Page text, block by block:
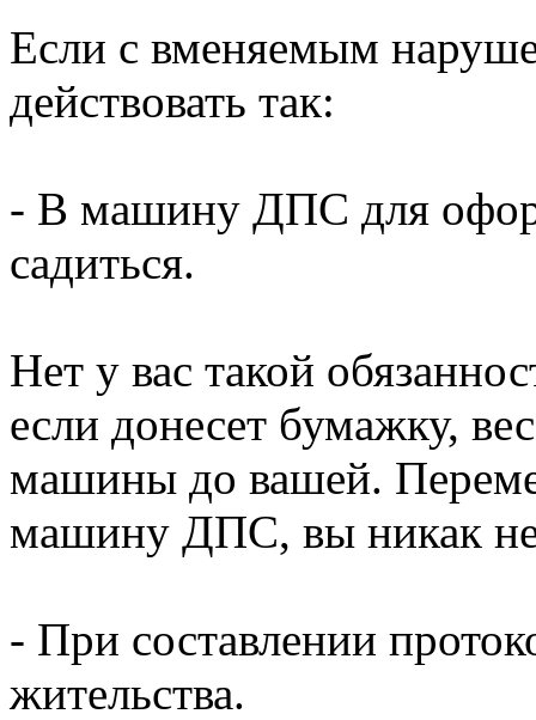
Если с вменяемым
действовать так:
- В машину ДПС для
садиться.
Нет у вас такой
если донесет бумажку,
машины до вашей.
машину ДПС, вы никак не
- При составлении
жительства.